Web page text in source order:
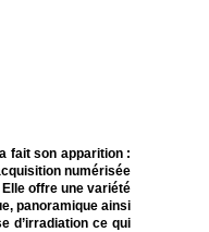
fait son apparition :
numérisée
offre une variété
panoramique ainsi
d’irradiation ce qui